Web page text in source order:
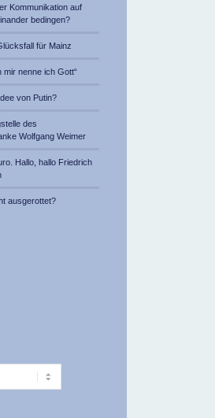
Kommunikation auf
bedingen?
für Mainz
mir nenne ich Gott“
von Putin?
des
Wolfgang Weimer
Hallo, hallo Friedrich
ausgerottet?